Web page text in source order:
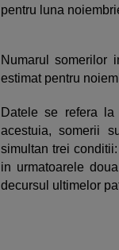
pentru luna
Numarul somerilor
estimat pentru
Datele se refera
acestuia, somerii
simultan trei
in urmatoarele
decursul ultimelor